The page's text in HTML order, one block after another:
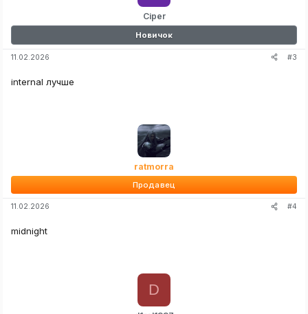
Ciper
Новичок
11.02.2026 #3
internal лучше
ratmorra
Продавец
11.02.2026 #4
midnight
D